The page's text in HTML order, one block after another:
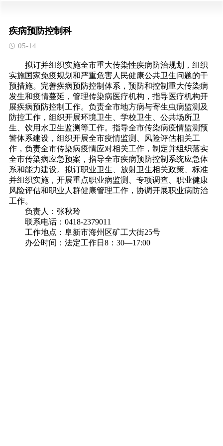
疾病预防控制科
05-14
拟订并组织实施全市重大传染性疾病防治规划，组织
实施国家免疫规划和严重危害人民健康公共卫生问题的干
预措施。完善疾病预防控制体系，预防和控制重大传染病
发生和疫情蔓延，管理传染病医疗机构，指导医疗机构开
展疾病预防控制工作。负责全市地方病与寄生虫病监测及
防控工作，组织开展环境卫生、学校卫生、公共场所卫
生、饮用水卫生监测等工作。指导全市传染病疫情监测预
警体系建设，组织开展全市疫情监测、风险评估相关工
作，负责全市传染病疫情应对相关工作，制定并组织落实
全市传染病应急预案，指导全市疾病预防控制系统应急体
系和能力建设。拟订职业卫生、放射卫生相关政策、标准
并组织实施，开展重点职业病监测、专项调查、职业健康
风险评估和职业人群健康管理工作，协调开展职业病防治
工作。
负责人：张秋玲
联系电话： 0418-2379011
工作地点：阜新市海州区矿工大街25号
办公时间：法定工作日8：30—17:00